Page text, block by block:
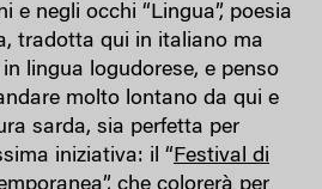
e negli occhi “Lingua”, poesia
tradotta qui in italiano ma
in lingua logudorese, e penso
molto lontano da qui e
sarda, sia perfetta per
iniziativa: il “Festival di